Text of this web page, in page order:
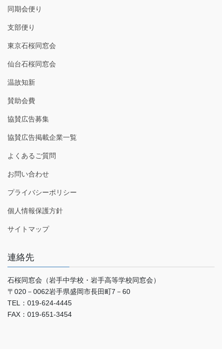
同期会便り
支部便り
東京石桜同窓会
仙台石桜同窓会
温故知新
賛助会費
協賛広告募集
協賛広告掲載企業一覧
よくあるご質問
お問い合わせ
プライバシーポリシー
個人情報保護方針
サイトマップ
連絡先
石桜同窓会（岩手中学校・岩手高等学校同窓会）
〒020－0062岩手県盛岡市長田町7－60
TEL：019-624-4445
FAX：019-651-3454